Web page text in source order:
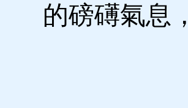
的磅礡氣息